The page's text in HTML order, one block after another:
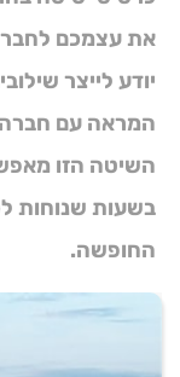
את עצמכם
יודע לייצר
המראה עם חברה
השיטה הזו
בשעות שנוחות
החופשה.